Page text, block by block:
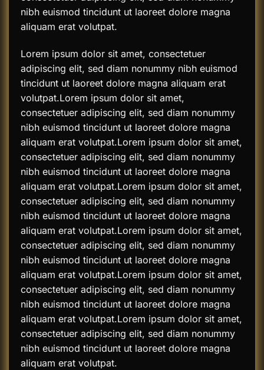
nibh euismod tincidunt ut laoreet dolore magna
aliquam erat volutpat.
Lorem ipsum dolor sit amet, consectetuer
adipiscing elit, sed diam nonummy nibh euismod
tincidunt ut laoreet dolore magna aliquam erat
volutpat.Lorem ipsum dolor sit amet,
consectetuer adipiscing elit, sed diam nonummy
nibh euismod tincidunt ut laoreet dolore magna
aliquam erat volutpat.Lorem ipsum dolor sit amet,
consectetuer adipiscing elit, sed diam nonummy
nibh euismod tincidunt ut laoreet dolore magna
aliquam erat volutpat.Lorem ipsum dolor sit amet,
consectetuer adipiscing elit, sed diam nonummy
nibh euismod tincidunt ut laoreet dolore magna
aliquam erat volutpat.Lorem ipsum dolor sit amet,
consectetuer adipiscing elit, sed diam nonummy
nibh euismod tincidunt ut laoreet dolore magna
aliquam erat volutpat.Lorem ipsum dolor sit amet,
consectetuer adipiscing elit, sed diam nonummy
nibh euismod tincidunt ut laoreet dolore magna
aliquam erat volutpat.Lorem ipsum dolor sit amet,
consectetuer adipiscing elit, sed diam nonummy
nibh euismod tincidunt ut laoreet dolore magna
aliquam erat volutpat.